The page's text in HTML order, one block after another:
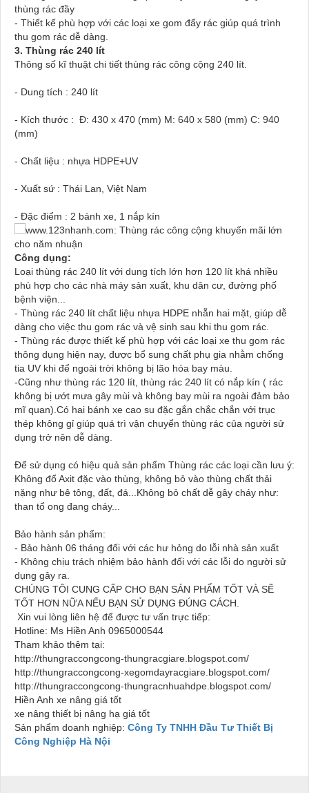
thùng rác đầy
- Thiết kế phù hợp với các loại xe gom đẩy rác giúp quá trình
thu gom rác dễ dàng.
3. Thùng rác 240 lít
Thông số kĩ thuật chi tiết thùng rác công cộng 240 lít.
- Dung tích : 240 lít
- Kích thước : Đ: 430 x 470 (mm) M: 640 x 580 (mm) C: 940
(mm)
- Chất liệu : nhựa HDPE+UV
- Xuất sứ : Thái Lan, Việt Nam
- Đặc điểm : 2 bánh xe, 1 nắp kín
Công dụng:
Loại thùng rác 240 lít với dung tích lớn hơn 120 lít khá nhiều
phù hợp cho các nhà máy sản xuất, khu dân cư, đường phố
bệnh viện...
- Thùng rác 240 lít chất liệu nhựa HDPE nhẵn hai mặt, giúp dễ
dàng cho việc thu gom rác và vệ sinh sau khi thu gom rác.
- Thùng rác được thiết kế phù hợp với các loại xe thu gom rác
thông dụng hiện nay, được bổ sung chất phụ gia nhằm chống
tia UV khi để ngoài trời không bị lão hóa bay màu.
-Cũng như thùng rác 120 lít, thùng rác 240 lít có nắp kín ( rác
không bị ướt mưa gây mùi và không bay mùi ra ngoài đảm bảo
mĩ quan).Có hai bánh xe cao su đặc gắn chắc chắn với trục
thép không gỉ giúp quá trì vận chuyển thùng rác của người sử
dụng trở nên dễ dàng.
Để sử dụng có hiệu quả sản phẩm Thùng rác các loại cần lưu ý:
Không đổ Axit đặc vào thùng, không bỏ vào thùng chất thải
nặng như bê tông, đất, đá...Không bỏ chất dễ gây cháy như:
than tổ ong đang cháy...
Bảo hành sản phẩm:
- Bảo hành 06 tháng đối với các hư hỏng do lỗi nhà sản xuất
- Không chịu trách nhiệm bảo hành đối với các lỗi do người sử
dụng gây ra.
CHÚNG TÔI CUNG CẤP CHO BẠN SẢN PHẨM TỐT VÀ SẼ
TỐT HƠN NỮA NẾU BẠN SỬ DỤNG ĐÚNG CÁCH.
Xin vui lòng liên hệ để được tư vấn trực tiếp:
Hotline: Ms Hiền Anh 0965000544
Tham khảo thêm tại:
http://thungraccongcong-thungracgiare.blogspot.com/
http://thungraccongcong-xegomdayracgiare.blogspot.com/
http://thungraccongcong-thungracnhuahdpe.blogspot.com/
Hiền Anh xe nâng giá tốt
xe nâng thiết bị nâng hạ giá tốt
Sản phẩm doanh nghiệp: Công Ty TNHH Đầu Tư Thiết Bị
Công Nghiệp Hà Nội